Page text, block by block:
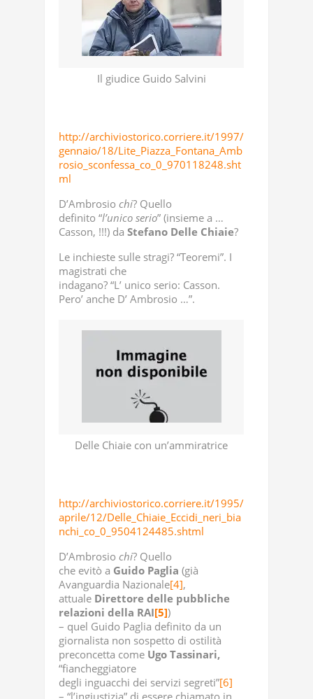
Il giudice Guido Salvini
http://archiviostorico.corriere.it/1997/
gennaio/18/Lite_Piazza_Fontana_Amb
rosio_sconfessa_co_0_970118248.sht
ml
D’Ambrosio chi? Quello
definito “l’unico serio” (insieme a …
Casson, !!!) da Stefano Delle Chiaie?
Le inchieste sulle stragi? “Teoremi”. I
magistrati che
indagano? “L’ unico serio: Casson.
Pero’ anche D’ Ambrosio …”.
Delle Chiaie con un’ammiratrice
http://archiviostorico.corriere.it/1995/
aprile/12/Delle_Chiaie_Eccidi_neri_bia
nchi_co_0_9504124485.shtml
D’Ambrosio chi? Quello
che evitò a Guido Paglia (già
Avanguardia Nazionale[4],
attuale Direttore delle pubbliche
relazioni della RAI[5])
– quel Guido Paglia definito da un
giornalista non sospetto di ostilità
preconcetta come Ugo Tassinari,
“fiancheggiatore
degli inguacchi dei servizi segreti”[6]
– “l’ingiustizia” di essere chiamato in